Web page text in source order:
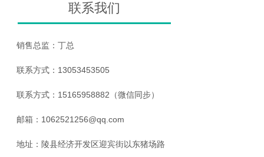
联系我们
销售总监：丁总
联系方式：13053453505
联系方式：15165958882（微信同步）
邮箱：1062521256@qq.com
地址：陵县经济开发区迎宾街以东猪场路